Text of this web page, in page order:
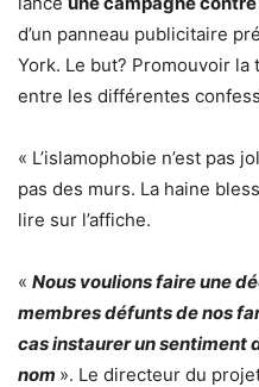
d’un panneau publicitaire
York. Le but? Promouvoir la
entre les différentes
« L’islamophobie n’est pas
pas des murs. La haine
lire sur l’affiche.
« Nous voulions faire une
membres défunts de nos
cas instaurer un sentiment
nom ». Le directeur du